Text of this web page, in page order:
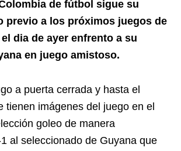
de fútbol sigue su
previo a los próximos juegos de
dia de ayer enfrento a su
en juego amistoso.
a puerta cerrada y hasta el
tienen imágenes del juego en el
goleo de manera
al seleccionado de Guyana que